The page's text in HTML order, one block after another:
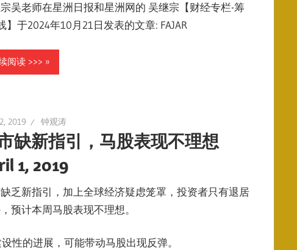
吴老师在星洲日报和星洲网的 吴继宗【财经专栏-筹
】于2024年10月21日发表的文章: FAJAR
阅读 >>>
2019 钟观涛
缺新指引，马股表现不理想
1, 2019
乏新指引，加上全球经济疑虑笼罩，投资者只有退居
预计本周马股表现不理想。
性的进展，可能带动马股出现反弹。